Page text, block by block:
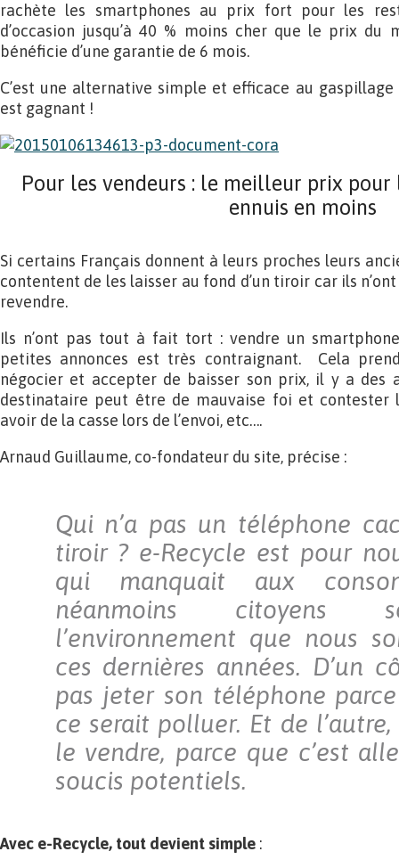
rachète les smartphones au prix fort pour les
d’occasion jusqu’à 40 % moins cher que le prix du
bénéficie d’une garantie de 6 mois.
C’est une alternative simple et efficace au
est gagnant !
Pour les vendeurs : le meilleur prix pour
ennuis en moins
Si certains Français donnent à leurs proches leurs
contentent de les laisser au fond d’un tiroir car ils
revendre.
Ils n’ont pas tout à fait tort : vendre un
petites annonces est très contraignant. Cela
négocier et accepter de baisser son prix, il y a des
destinataire peut être de mauvaise foi et contester
avoir de la casse lors de l’envoi, etc….
Arnaud Guillaume, co-fondateur du site, précise :
Qui n’a pas un téléphone
tiroir ? e-Recycle est pour
qui manquait aux
néanmoins citoyens
l’environnement que nous
ces dernières années. D’un
pas jeter son téléphone
ce serait polluer. Et de
le vendre, parce que c’est
soucis potentiels.
Avec e-Recycle, tout devient simple :